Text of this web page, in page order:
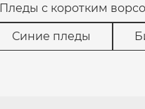
Пледы с коротким
Синие пледы